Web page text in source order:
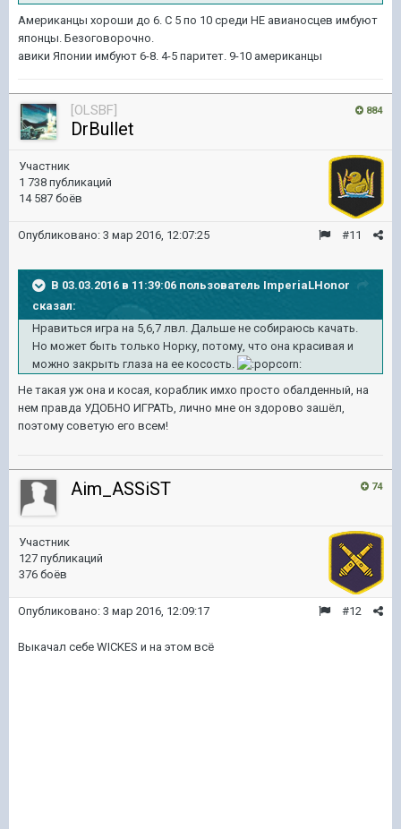
Американцы хороши до 6. С 5 по 10 среди НЕ авианосцев имбуют
японцы. Безоговорочно.
авики Японии имбуют 6-8. 4-5 паритет. 9-10 американцы
884
[OLSBF]
DrBullet
Участник
1 738 публикаций
14 587 боёв
#11
Опубликовано: 3 мар 2016, 12:07:25
В 03.03.2016 в 11:39:06 пользователь ImperiaLHonor
сказал:
Нравиться игра на 5,6,7 лвл. Дальше не собираюсь качать.
Но может быть только Норку, потому, что она красивая и
можно закрыть глаза на ее косость.
Не такая уж она и косая, кораблик имхо просто обалденный, на
нем правда УДОБНО ИГРАТЬ, лично мне он здорово зашёл,
поэтому советую его всем!
74
Aim_ASSiST
Участник
127 публикаций
376 боёв
#12
Опубликовано: 3 мар 2016, 12:09:17
Выкачал себе WICKES и на этом всё